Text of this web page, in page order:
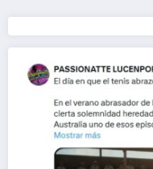
entradas